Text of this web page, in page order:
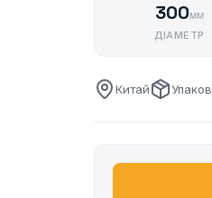
300мм
ДІАМЕТР
Китай